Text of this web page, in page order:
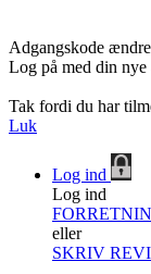
Adgangskode
Log på med din nye
Tak fordi du har
Luk
Log ind
Log ind
eller
SKRIV